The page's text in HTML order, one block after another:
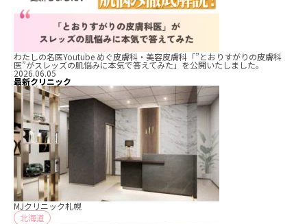
わたしの名医Youtube めぐ皮膚科・美容皮膚科「”とおりすがりの皮膚科
医”がスレッズの肌悩みに本気で答えてみた」を公開いたしました。
2026.06.05
最新クリニック
MJクリニック札幌
北海道